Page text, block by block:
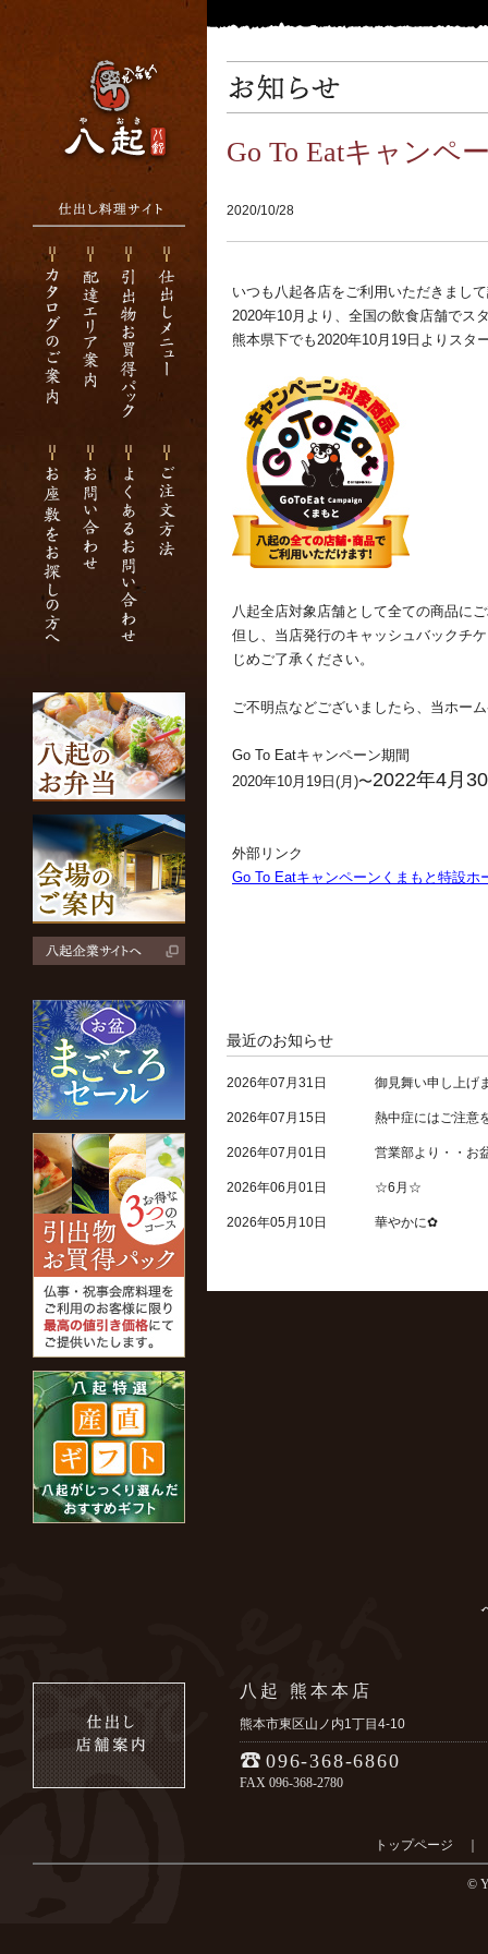
Go To Eatキャンペ
2020/10/28
いつも八起各店をご利用いただきまし
2020年10月より、全国の飲食店舗でス
熊本県下でも2020年10月19日よりスタ
八起全店対象店舗として全ての商品に
但し、当店発行のキャッシュバックチ
じめご了承ください。
ご不明点などございましたら、当ホー
Go To Eatキャンペーン期間
2020年10月19日(月)〜2022年4月
外部リンク
Go To Eatキャンペーンくまもと特設ホ
最近のお知らせ
2026年07月31日 御見舞い申し上げ
2026年07月15日 熱中症にはご注意
2026年07月01日 営業部より・・お
2026年06月01日 ☆6月☆
2026年05月10日 華やかに✿
八起 熊本本店
熊本市東区山ノ内1丁目4-10
096-368-6860
FAX 096-368-2780
トップページ
©